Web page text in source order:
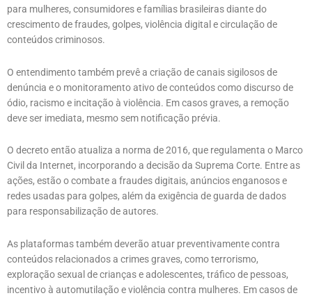
para mulheres, consumidores e famílias brasileiras diante do
crescimento de fraudes, golpes, violência digital e circulação de
conteúdos criminosos.
O entendimento também prevê a criação de canais sigilosos de
denúncia e o monitoramento ativo de conteúdos como discurso de
ódio, racismo e incitação à violência. Em casos graves, a remoção
deve ser imediata, mesmo sem notificação prévia.
O decreto então atualiza a norma de 2016, que regulamenta o Marco
Civil da Internet, incorporando a decisão da Suprema Corte. Entre as
ações, estão o combate a fraudes digitais, anúncios enganosos e
redes usadas para golpes, além da exigência de guarda de dados
para responsabilização de autores.
As plataformas também deverão atuar preventivamente contra
conteúdos relacionados a crimes graves, como terrorismo,
exploração sexual de crianças e adolescentes, tráfico de pessoas,
incentivo à automutilação e violência contra mulheres. Em casos de